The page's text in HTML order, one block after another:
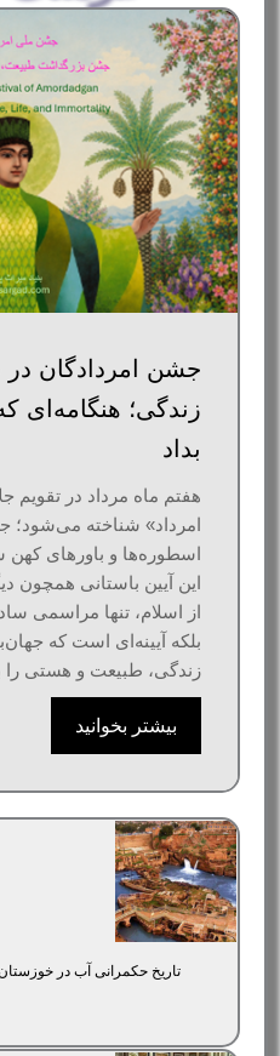
جشن امردادگان
زندگی؛ هنگامه‌ای
بداد
هفتم ماه مرداد در تقویم
امرداد» شناخته می‌شود؛
اسطوره‌ها و باورهای کهن
این آیین باستانی همچون
از اسلام، تنها مراسمی
بلکه آیینه‌ای‌ است که
زندگی، طبیعت و هستی را
بیشتر بخوانید
تاریخ حکمرانی آب در